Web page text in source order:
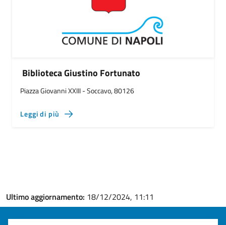
Biblioteca Giustino Fortunato
Piazza Giovanni XXIII - Soccavo, 80126
Leggi di più
Ultimo aggiornamento: 18/12/2024, 11:11